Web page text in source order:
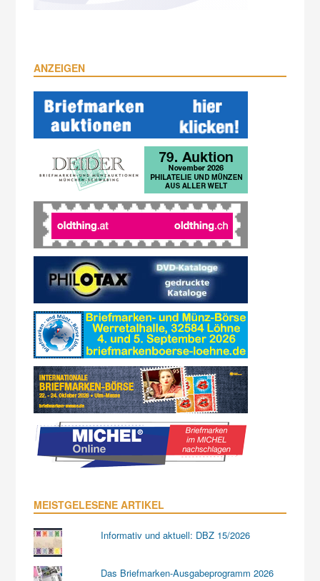
ANZEIGEN
MEISTGELESENE ARTIKEL
Informativ und aktuell: DBZ 15/2026
Das Briefmarken-Ausgabeprogramm 2026